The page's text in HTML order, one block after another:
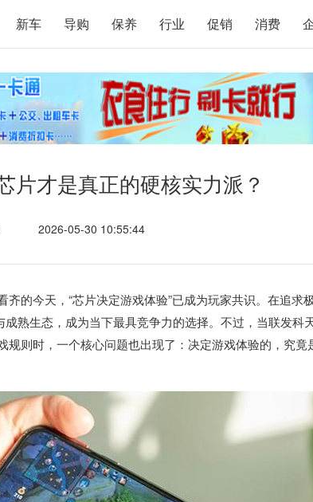
新车 导购 保养 行业 促销 消费
片才是真正的硬核实力派？
2026-05-30 10:55:44
齐的今天，“芯片决定游戏体验”已成为玩家共识。在追求
熟生态，成为当下最具竞争力的选择。不过，当联发科
规则时，一个核心问题也出现了：决定游戏体验的，究竟